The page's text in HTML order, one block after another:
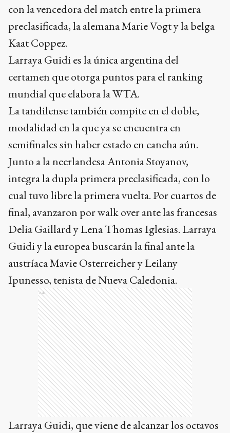
con la vencedora del match entre la primera
preclasificada, la alemana Marie Vogt y la belga
Kaat Coppez.
Larraya Guidi es la única argentina del
certamen que otorga puntos para el ranking
mundial que elabora la WTA.
La tandilense también compite en el doble,
modalidad en la que ya se encuentra en
semifinales sin haber estado en cancha aún.
Junto a la neerlandesa Antonia Stoyanov,
integra la dupla primera preclasificada, con lo
cual tuvo libre la primera vuelta. Por cuartos de
final, avanzaron por walk over ante las francesas
Delia Gaillard y Lena Thomas Iglesias. Larraya
Guidi y la europea buscarán la final ante la
austríaca Mavie Osterreicher y Leilany
Ipunesso, tenista de Nueva Caledonia.
Ads
Larraya Guidi, que viene de alcanzar los octavos